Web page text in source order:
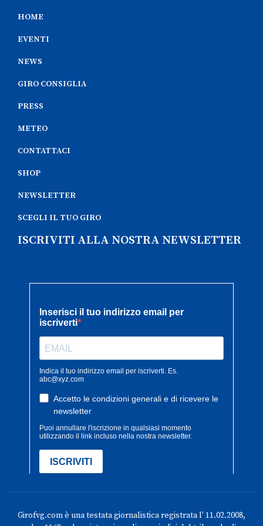
HOME
EVENTI
NEWS
GIRO CONSIGLIA
PRESS
METEO
CONTATTACI
SHOP
NEWSLETTER
SCEGLI IL TUO GIRO
ISCRIVITI ALLA NOSTRA NEWSLETTER
Girofvg.com è una testata giornalistica registrata l' 11.02.2008,